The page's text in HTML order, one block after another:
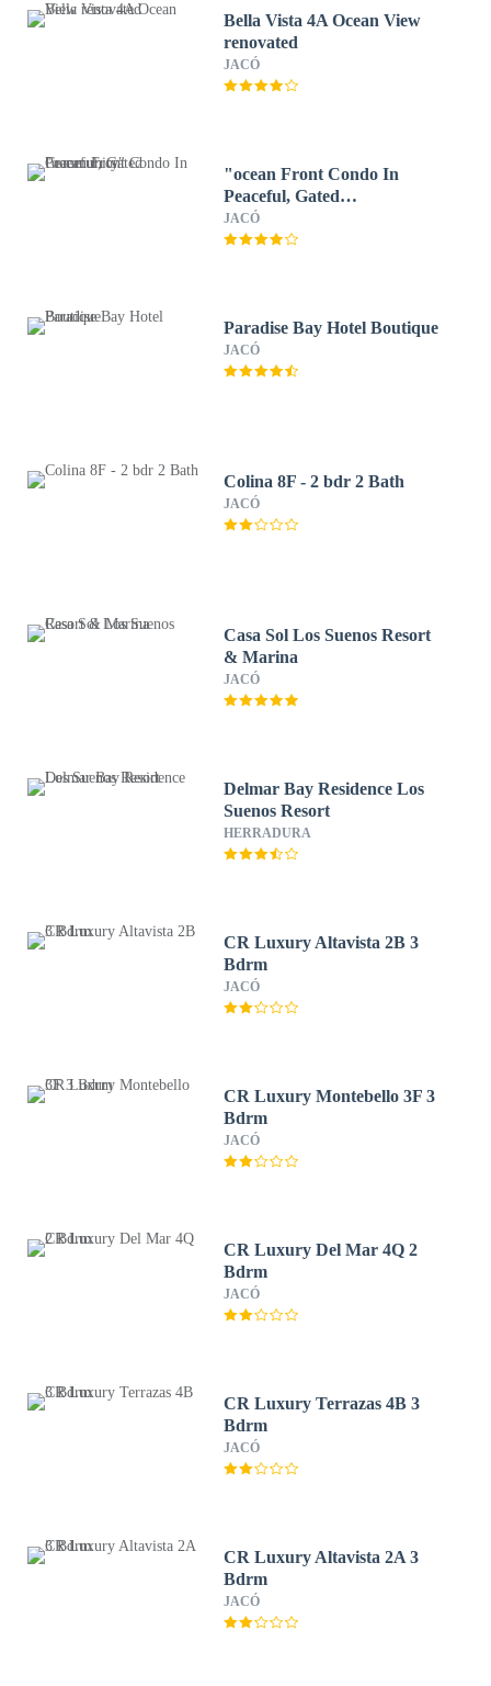
Bella Vista 4A Ocean View
renovated
JACÓ
"ocean Front Condo In
Peaceful, Gated
Community"
JACÓ
Paradise Bay Hotel Boutique
JACÓ
Colina 8F - 2 bdr 2 Bath
JACÓ
Casa Sol Los Suenos Resort
& Marina
JACÓ
Delmar Bay Residence Los
Suenos Resort
HERRADURA
CR Luxury Altavista 2B 3
Bdrm
JACÓ
CR Luxury Montebello 3F 3
Bdrm
JACÓ
CR Luxury Del Mar 4Q 2
Bdrm
JACÓ
CR Luxury Terrazas 4B 3
Bdrm
JACÓ
CR Luxury Altavista 2A 3
Bdrm
JACÓ